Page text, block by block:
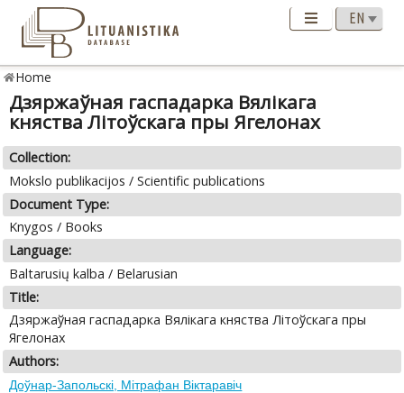
Home
Дзяржаўная гаспадарка Вялікага
княства Літоўскага пры Ягелонах
Collection:
Mokslo publikacijos / Scientific publications
Document Type:
Knygos / Books
Language:
Baltarusių kalba / Belarusian
Title:
Дзяржаўная гаспадарка Вялікага княства Літоўскага пры
Ягелонах
Authors:
Доўнар-Запольскі, Мiтрафан Вiктаравiч